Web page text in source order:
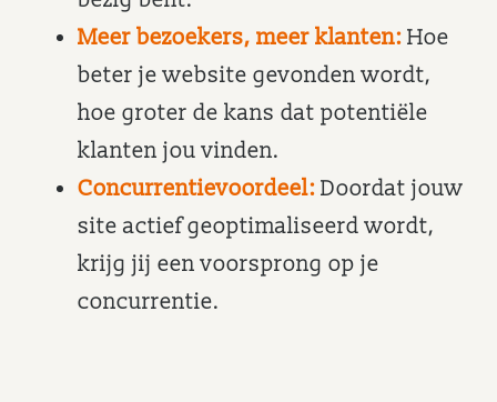
Meer bezoekers, meer klanten: Hoe
beter je website gevonden wordt,
hoe groter de kans dat potentiële
klanten jou vinden.
Concurrentievoordeel: Doordat jouw
site actief geoptimaliseerd wordt,
krijg jij een voorsprong op je
concurrentie.